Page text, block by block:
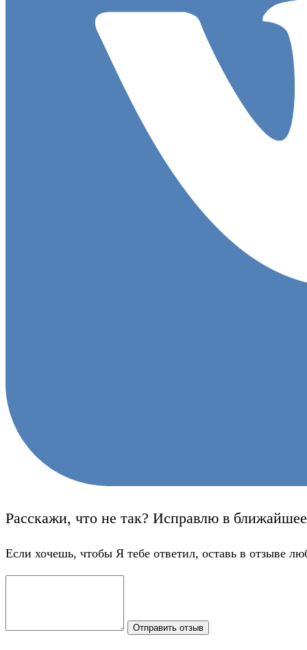
Расскажи, что не так? Исправлю в
Если хочешь, чтобы Я тебе ответил, оставь в отзыве
Отправить отзыв